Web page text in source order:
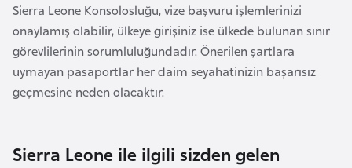
Sierra Leone Konsolosluğu, vize başvuru işlemlerinizi
onaylamış olabilir, ülkeye girişiniz ise ülkede bulunan sınır
görevlilerinin sorumluluğundadır. Önerilen şartlara
uymayan pasaportlar her daim seyahatinizin başarısız
geçmesine neden olacaktır.
Sierra Leone ile ilgili sizden gelen
d
e
ş